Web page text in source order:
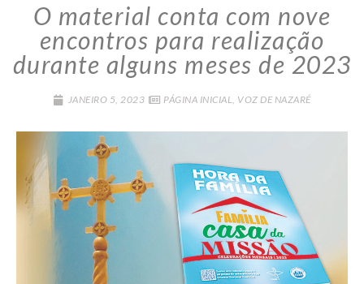
O material conta com nove
encontros para realização
durante alguns meses de 2023
JANEIRO 5, 2023 PÁGINA INICIAL, VOZ DE NAZARÉ